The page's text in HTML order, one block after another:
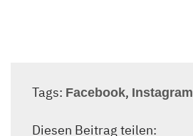
Tags: Facebook, Instagram
Diesen Beitrag teilen: